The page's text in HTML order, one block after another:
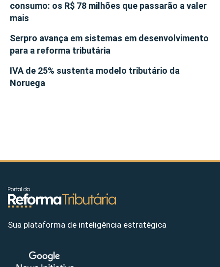
consumo: os R$ 78 milhões que passarão a valer
mais
Serpro avança em sistemas em desenvolvimento
para a reforma tributária
IVA de 25% sustenta modelo tributário da
Noruega
Sua plataforma de inteligência estratégica